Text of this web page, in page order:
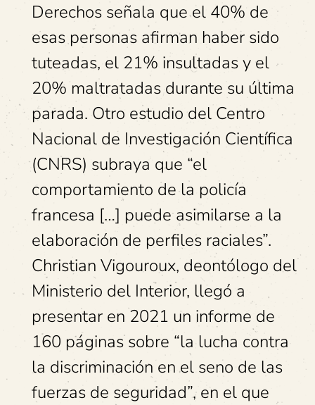
Derechos señala que el 40% de
esas personas afirman haber sido
tuteadas, el 21% insultadas y el
20% maltratadas durante su última
parada. Otro estudio del Centro
Nacional de Investigación Científica
(CNRS) subraya que “el
comportamiento de la policía
francesa […] puede asimilarse a la
elaboración de perfiles raciales”.
Christian Vigouroux, deontólogo del
Ministerio del Interior, llegó a
presentar en 2021 un informe de
160 páginas sobre “la lucha contra
la discriminación en el seno de las
fuerzas de seguridad”, en el que